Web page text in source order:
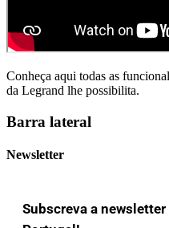
Conheça aqui todas as
da Legrand lhe possibilita.
Barra lateral
Newsletter
Subscreva a